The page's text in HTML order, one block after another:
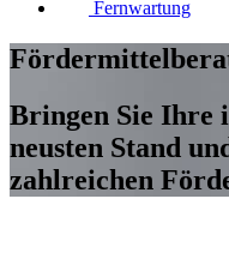
Fernwartung
Bringen Sie Ihre
neusten Stand
zahlreichen